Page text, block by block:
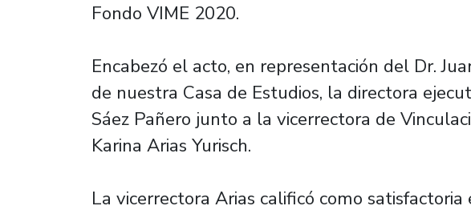
Fondo VIME 2020.
Encabezó el acto, en representación del Dr.
de nuestra Casa de Estudios, la directora
Sáez Pañero junto a la vicerrectora de
Karina Arias Yurisch.
La vicerrectora Arias calificó como